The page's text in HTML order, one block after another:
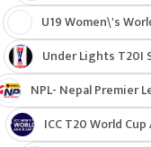
U19 Women\'s
Under Lights T20I
NPL- Nepal Premier
ICC T20 World